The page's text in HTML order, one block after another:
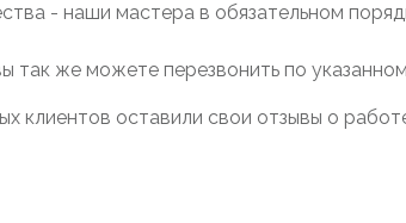
- наши мастера в обязательном
так же можете перезвонить по
клиентов оставили свои отзывы о